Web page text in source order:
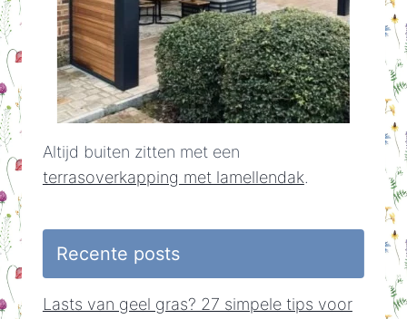
Altijd buiten zitten met een
terrasoverkapping met lamellendak.
Recente posts
Lasts van geel gras? 27 simpele tips voor